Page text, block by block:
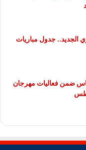
الجديد.. جدول مباريات
ضمن فعاليات مهرجان